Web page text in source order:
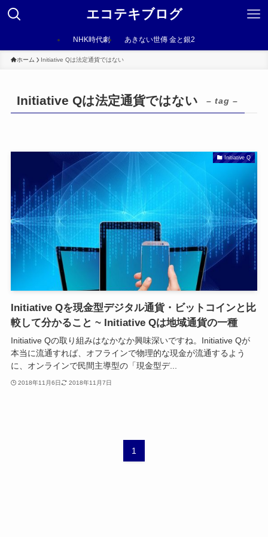
エコテキブログ
NHK時代劇 あきない世傳 金と銀2
ホーム Initiative Qは法定通貨ではない
Initiative Qは法定通貨ではない – tag –
Initiative Q
Initiative Qを現金型デジタル通貨・ビットコインと比
較して分かること ~ Initiative Qは地域通貨の一種
Initiative Qの取り組みはなかなか興味深いですね。Initiative Qが
本当に流通すれば、オフラインで物理的な現金が流通するよう
に、オンラインで民間主導型の「現金型デ...
2018年11月6日 2018年11月7日
1